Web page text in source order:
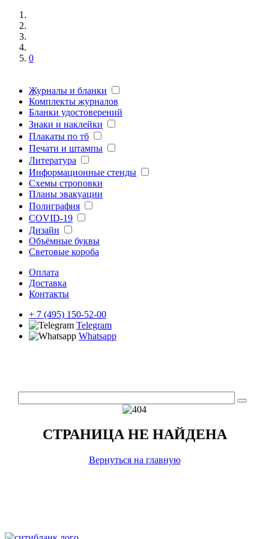
0
Журналы и бланки
Комплекты журналов
Бланки удостоверений
Знаки и наклейки
Плакаты по тб
Печати и штампы
Литература
Информационные стенды
Схемы строповки
Планы эвакуации
Полиграфия
COVID-19
Дизайн
Объёмные буквы
Световые короба
Оплата
Доставка
Контакты
+ 7 (495) 150-52-00
Telegram
Whatsapp
СТРАНИЦА НЕ НАЙДЕНА
Вернуться на главную